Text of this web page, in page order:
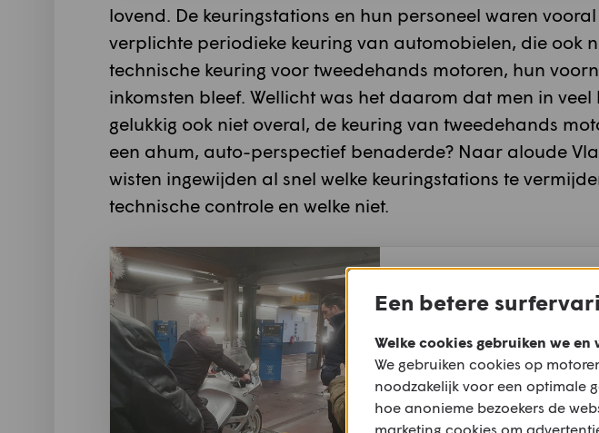
lovend. De keuringstations en hun personeel waren
verplichte periodieke keuring van automobielen, die ook
technische keuring voor tweedehands motoren, hun
inkomsten bleef. Wellicht was het daarom dat men in
gelukkig ook niet overal, de keuring van tweedehands
een ahum, auto-perspectief benaderde? Naar aloude
wisten ingewijden al snel welke keuringstations te
technische controle en welke niet.
Techniek: De
motorfietsen
Lees hier meer
Een betere
Welke cookies gebruiken we en
We gebruiken cookies op
noodzakelijk voor een optimale
hoe anonieme bezoekers de
marketing cookies om